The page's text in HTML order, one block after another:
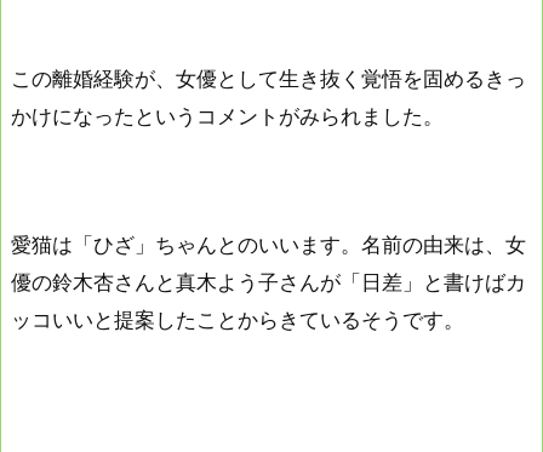
この離婚経験が、女優として生き抜く覚悟を固めるきっ
かけになったというコメントがみられました。
愛猫は「ひざ」ちゃんとのいいます。名前の由来は、女
優の鈴木杏さんと真木よう子さんが「日差」と書けばカ
ッコいいと提案したことからきているそうです。